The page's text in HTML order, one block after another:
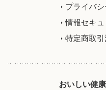
プライバ
情報セキ
特定商取
おいしい健